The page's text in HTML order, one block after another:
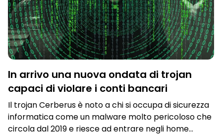
In arrivo una nuova ondata di trojan
capaci di violare i conti bancari
Il trojan Cerberus è noto a chi si occupa di sicurezza
informatica come un malware molto pericoloso che
circola dal 2019 e riesce ad entrare negli home